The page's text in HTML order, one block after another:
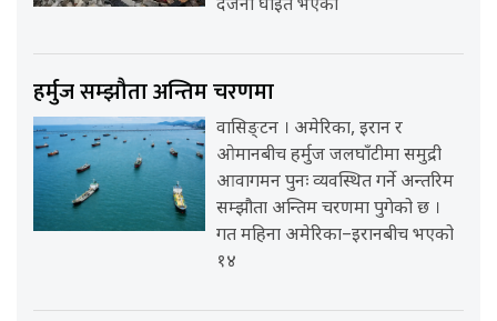
दर्जनौँ घाइते भएको
हर्मुज सम्झौता अन्तिम चरणमा
वासिङ्टन । अमेरिका, इरान र
ओमानबीच हर्मुज जलघाँटीमा समुद्री
आवागमन पुनः व्यवस्थित गर्ने अन्तरिम
सम्झौता अन्तिम चरणमा पुगेको छ ।
गत महिना अमेरिका–इरानबीच भएको
१४